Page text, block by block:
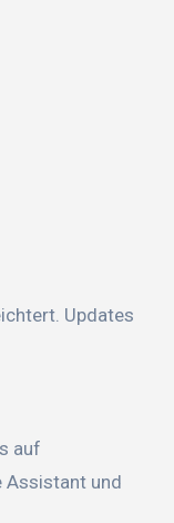
Updates
auf
Assistant und